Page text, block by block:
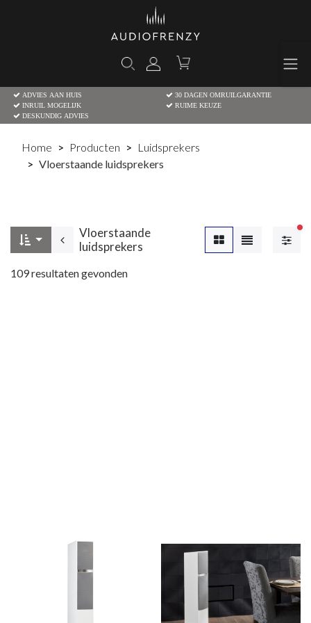
ADVIES AAN HUIS
30 DAGEN OMRUILGARANTIE
INRUIL MOGELIJK
RUIME KEUZE
DESKUNDIG ADVIES
Home Producten
Luidsprekers
Vloerstaande luidsprekers
Vloerstaande
luidsprekers
109resultaten gevonden